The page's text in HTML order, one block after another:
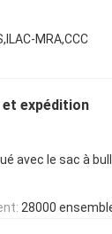
MRA,CCC
expédition
avec le sac à
28000